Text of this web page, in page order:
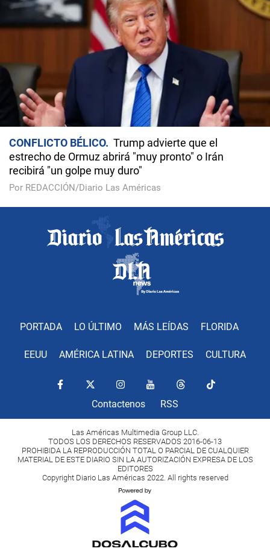
CONFLICTO BÉLICO
Trump advierte que el
estrecho de Ormuz abrirá "muy pronto" o Irán
recibirá "un golpe muy duro"
Por REDACCIÓN/Diario Las Américas
PORTADA LO ÚLTIMO MÁS LEÍDAS FLORIDA
EEUU AMÉRICA LATINA DEPORTES CULTURA
Contactenos RSS
Las Américas Multimedia Group LLC.
TODOS LOS DERECHOS RESERVADOS 2016-06-13
PROHIBIDA LA REPRODUCCIÓN TOTAL O PARCIAL DE CUALQUIER
MATERIAL DE ESTE DIARIO SIN LA AUTORIZACIÓN EXPRESA DE LOS
EDITORES
Copyright Diario Las Américas 2022. All rights reserved